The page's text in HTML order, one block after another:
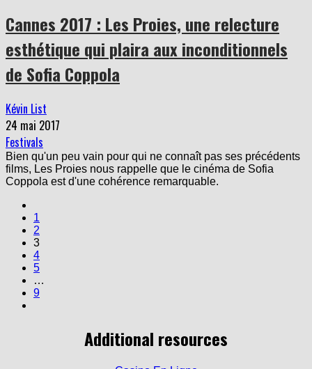
Cannes 2017 : Les Proies, une relecture
esthétique qui plaira aux inconditionnels
de Sofia Coppola
24 mai 2017
Festivals
Bien qu'un peu vain pour qui ne connaît pas ses précédents
films, Les Proies nous rappelle que le cinéma de Sofia
Coppola est d'une cohérence remarquable.
2
3
4
5
…
9
Additional resources